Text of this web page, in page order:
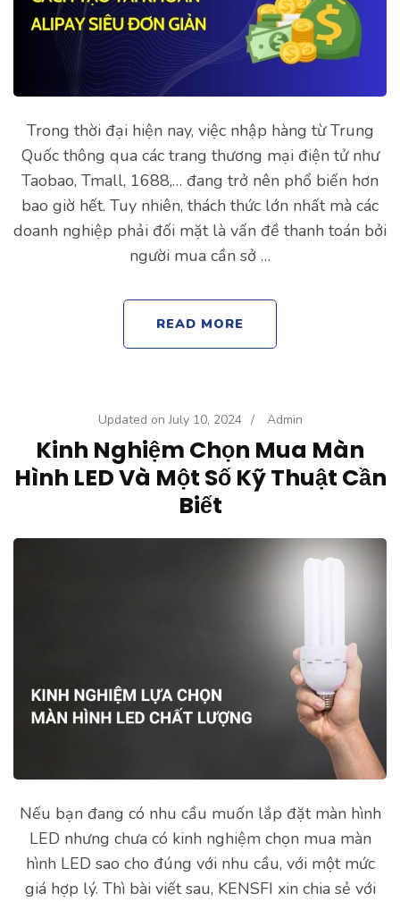
Trong thời đại hiện nay, việc nhập hàng từ Trung
Quốc thông qua các trang thương mại điện tử như
Taobao, Tmall, 1688,… đang trở nên phổ biến hơn
bao giờ hết. Tuy nhiên, thách thức lớn nhất mà các
doanh nghiệp phải đối mặt là vấn đề thanh toán bởi
người mua cần sở …
READ MORE
Updated onJuly 10, 2024 / Admin
Kinh Nghiệm Chọn Mua Màn
Hình LED Và Một Số Kỹ Thuật Cần
Biết
Nếu bạn đang có nhu cầu muốn lắp đặt màn hình
LED nhưng chưa có kinh nghiệm chọn mua màn
hình LED sao cho đúng với nhu cầu, với một mức
giá hợp lý. Thì bài viết sau, KENSFI xin chia sẻ với